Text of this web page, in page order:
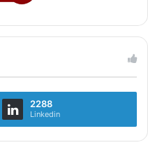
2288
Linkedin